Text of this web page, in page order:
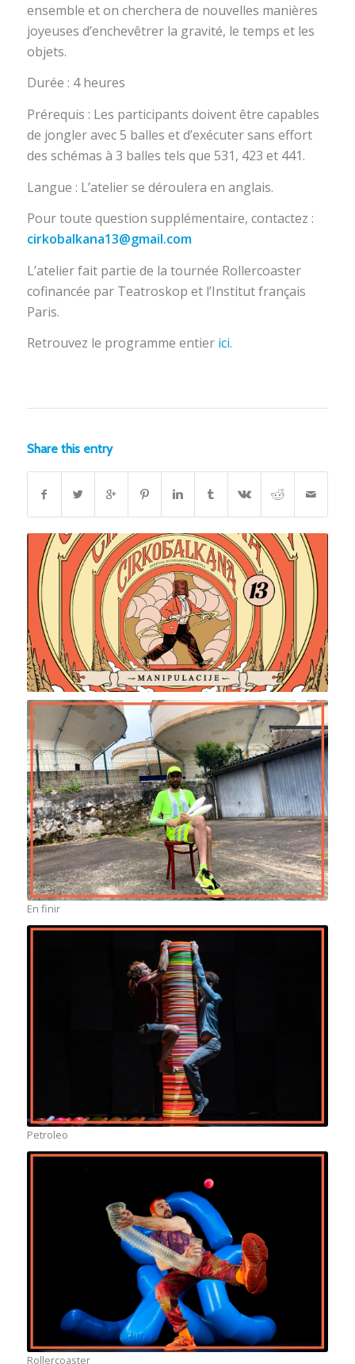
ensemble et on cherchera de nouvelles manières
joyeuses d’enchevêtrer la gravité, le temps et les
objets.
Durée : 4 heures
Prérequis : Les participants doivent être capables
de jongler avec 5 balles et d’exécuter sans effort
des schémas à 3 balles tels que 531, 423 et 441.
Langue : L’atelier se déroulera en anglais.
Pour toute question supplémentaire, contactez :
cirkobalkana13@gmail.com
L’atelier fait partie de la tournée Rollercoaster
cofinancée par Teatroskop et l’Institut français
Paris.
Retrouvez le programme entier ici.
Share this entry
En finir
Petroleo
Rollercoaster